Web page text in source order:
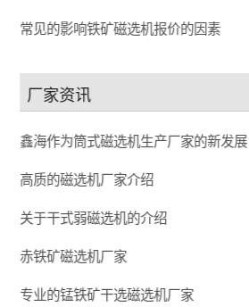
常见的影响铁矿磁选机报价的因素
厂家资讯
鑫海作为筒式磁选机生产厂家的新发展
高质的磁选机厂家介绍
关于干式弱磁选机的介绍
赤铁矿磁选机厂家
专业的锰铁矿干选磁选机厂家